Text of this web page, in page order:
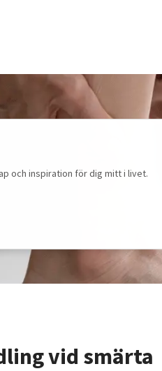
och inspiration för dig mitt i livet.
vid smärta